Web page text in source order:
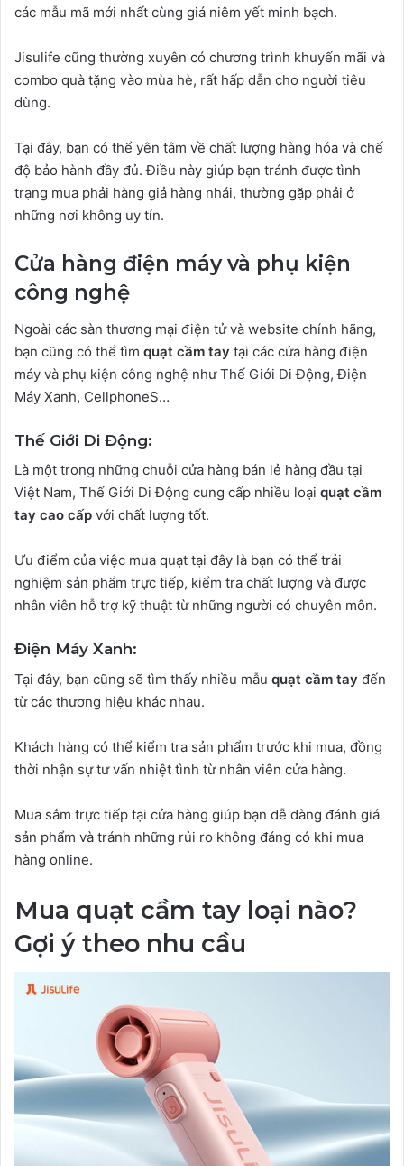
các mẫu mã mới nhất cùng giá niêm yết minh bạch.
Jisulife cũng thường xuyên có chương trình khuyến mãi và
combo quà tặng vào mùa hè, rất hấp dẫn cho người tiêu
dùng.
Tại đây, bạn có thể yên tâm về chất lượng hàng hóa và chế
độ bảo hành đầy đủ. Điều này giúp bạn tránh được tình
trạng mua phải hàng giả hàng nhái, thường gặp phải ở
những nơi không uy tín.
Cửa hàng điện máy và phụ kiện
công nghệ
Ngoài các sàn thương mại điện tử và website chính hãng,
bạn cũng có thể tìm quạt cầm tay tại các cửa hàng điện
máy và phụ kiện công nghệ như Thế Giới Di Động, Điện
Máy Xanh, CellphoneS…
Thế Giới Di Động:
Là một trong những chuỗi cửa hàng bán lẻ hàng đầu tại
Việt Nam, Thế Giới Di Động cung cấp nhiều loại quạt cầm
tay cao cấp với chất lượng tốt.
Ưu điểm của việc mua quạt tại đây là bạn có thể trải
nghiệm sản phẩm trực tiếp, kiểm tra chất lượng và được
nhân viên hỗ trợ kỹ thuật từ những người có chuyên môn.
Điện Máy Xanh:
Tại đây, bạn cũng sẽ tìm thấy nhiều mẫu quạt cầm tay đến
từ các thương hiệu khác nhau.
Khách hàng có thể kiểm tra sản phẩm trước khi mua, đồng
thời nhận sự tư vấn nhiệt tình từ nhân viên cửa hàng.
Mua sắm trực tiếp tại cửa hàng giúp bạn dễ dàng đánh giá
sản phẩm và tránh những rủi ro không đáng có khi mua
hàng online.
Mua quạt cầm tay loại nào?
Gợi ý theo nhu cầu